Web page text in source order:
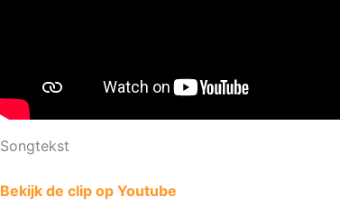
Songtekst
Bekijk de clip op Youtube